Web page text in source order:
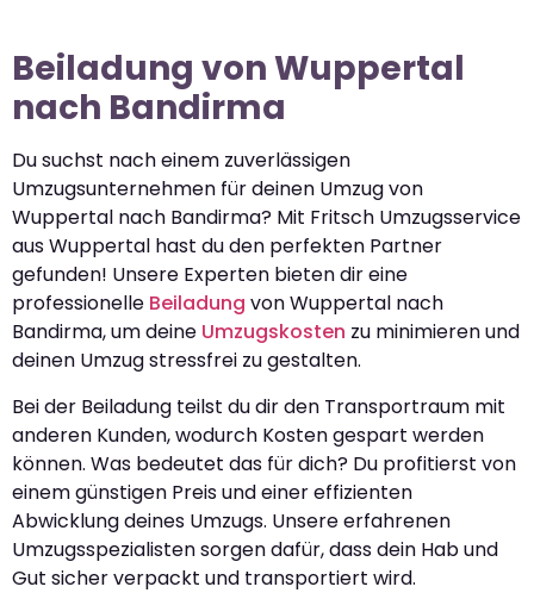
Beiladung von Wuppertal
nach Bandirma
Du suchst nach einem zuverlässigen
Umzugsunternehmen für deinen Umzug von
Wuppertal nach Bandirma? Mit Fritsch Umzugsservice
aus Wuppertal hast du den perfekten Partner
gefunden! Unsere Experten bieten dir eine
professionelle Beiladung von Wuppertal nach
Bandirma, um deine Umzugskosten zu minimieren und
deinen Umzug stressfrei zu gestalten.
Bei der Beiladung teilst du dir den Transportraum mit
anderen Kunden, wodurch Kosten gespart werden
können. Was bedeutet das für dich? Du profitierst von
einem günstigen Preis und einer effizienten
Abwicklung deines Umzugs. Unsere erfahrenen
Umzugsspezialisten sorgen dafür, dass dein Hab und
Gut sicher verpackt und transportiert wird.